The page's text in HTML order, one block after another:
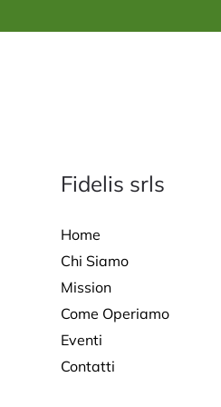
Fidelis srls
Home
Chi Siamo
Mission
Come Operiamo
Eventi
Contatti